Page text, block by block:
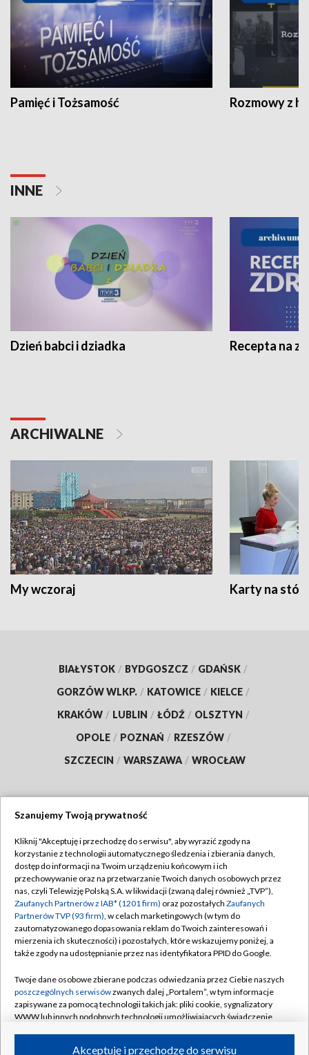
Pamięć i Tożsamość Rozmowy z
INNE
Dzień babci i dziadka Recepta na
ARCHIWALNE
My wczoraj Karty na
BIAŁYSTOK / BYDGOSZCZ / GDAŃSK /
GORZÓW WLKP. / KATOWICE / KIELCE /
KRAKÓW / LUBLIN / ŁÓDŹ / OLSZTYN /
OPOLE / POZNAŃ / RZESZÓW /
SZCZECIN / WARSZAWA / WROCŁAW
TVP
Abonament TVP
Emisja w TVP
Centrum informacji TVP
Naziemna Telewizja Cyfrowa
Rada Programowa
System NOS
Informacje o nadawcy
Regulamin TVP
Polityka prywatności
Moje zgody
Pomoc
Kontakt
Kanały
Szanujemy Twoją prywatność
Kliknij "Akceptuję i przechodzę do serwisu", aby wyrazić zgody na
korzystanie z technologii automatycznego śledzenia i zbierania danych,
dostęp do informacji na Twoim urządzeniu końcowym i ich
przechowywanie oraz na przetwarzanie Twoich danych osobowych przez
nas, czyli Telewizję Polską S.A. w likwidacji (zwaną dalej również „TVP”),
Zaufanych Partnerów z IAB* (1201 firm) oraz pozostałych Zaufanych
Partnerów TVP (93 firm), w celach marketingowych (w tym do
zautomatyzowanego dopasowania reklam do Twoich zainteresowań i
mierzenia ich skuteczności) i pozostałych, które wskazujemy poniżej, a
także zgody na udostępnianie przez nas identyfikatora PPID do Google.
Twoje dane osobowe zbierane podczas odwiedzania przez Ciebie naszych
poszczególnych serwisówzwanych dalej „Portalem”, w tym informacje
zapisywane za pomocą technologii takich jak: pliki cookie, sygnalizatory
WWW lub innych podobnych technologii umożliwiających świadczenie
Akceptuję i przechodzę do serwisu